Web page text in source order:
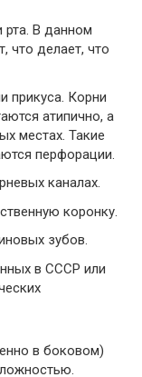
рта. В данном
что делает, что
прикуса. Корни
атипично, а
местах. Такие
перфорации.
каналах.
коронку.
зубов.
в СССР или
в боковом)